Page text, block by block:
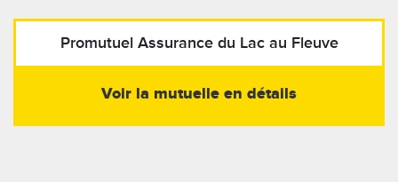
Promutuel Assurance du Lac au Fleuve
Voir la mutuelle en détails